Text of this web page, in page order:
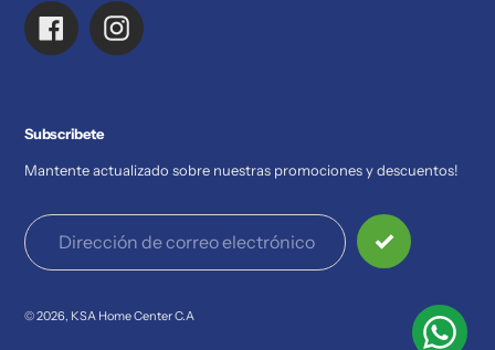
FacebookInstagram
Subscribete
Mantente actualizado sobre nuestras promociones y descuentos!
© 2026, KSA Home Center C.A